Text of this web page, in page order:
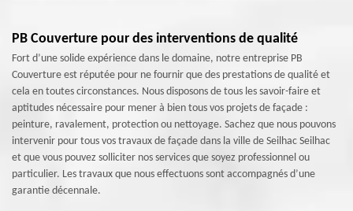
PB Couverture pour des interventions de qualité
Fort d’une solide expérience dans le domaine, notre entreprise PB
Couverture est réputée pour ne fournir que des prestations de qualité et
cela en toutes circonstances. Nous disposons de tous les savoir-faire et
aptitudes nécessaire pour mener à bien tous vos projets de façade :
peinture, ravalement, protection ou nettoyage. Sachez que nous pouvons
intervenir pour tous vos travaux de façade dans la ville de Seilhac Seilhac
et que vous pouvez solliciter nos services que soyez professionnel ou
particulier. Les travaux que nous effectuons sont accompagnés d’une
garantie décennale.